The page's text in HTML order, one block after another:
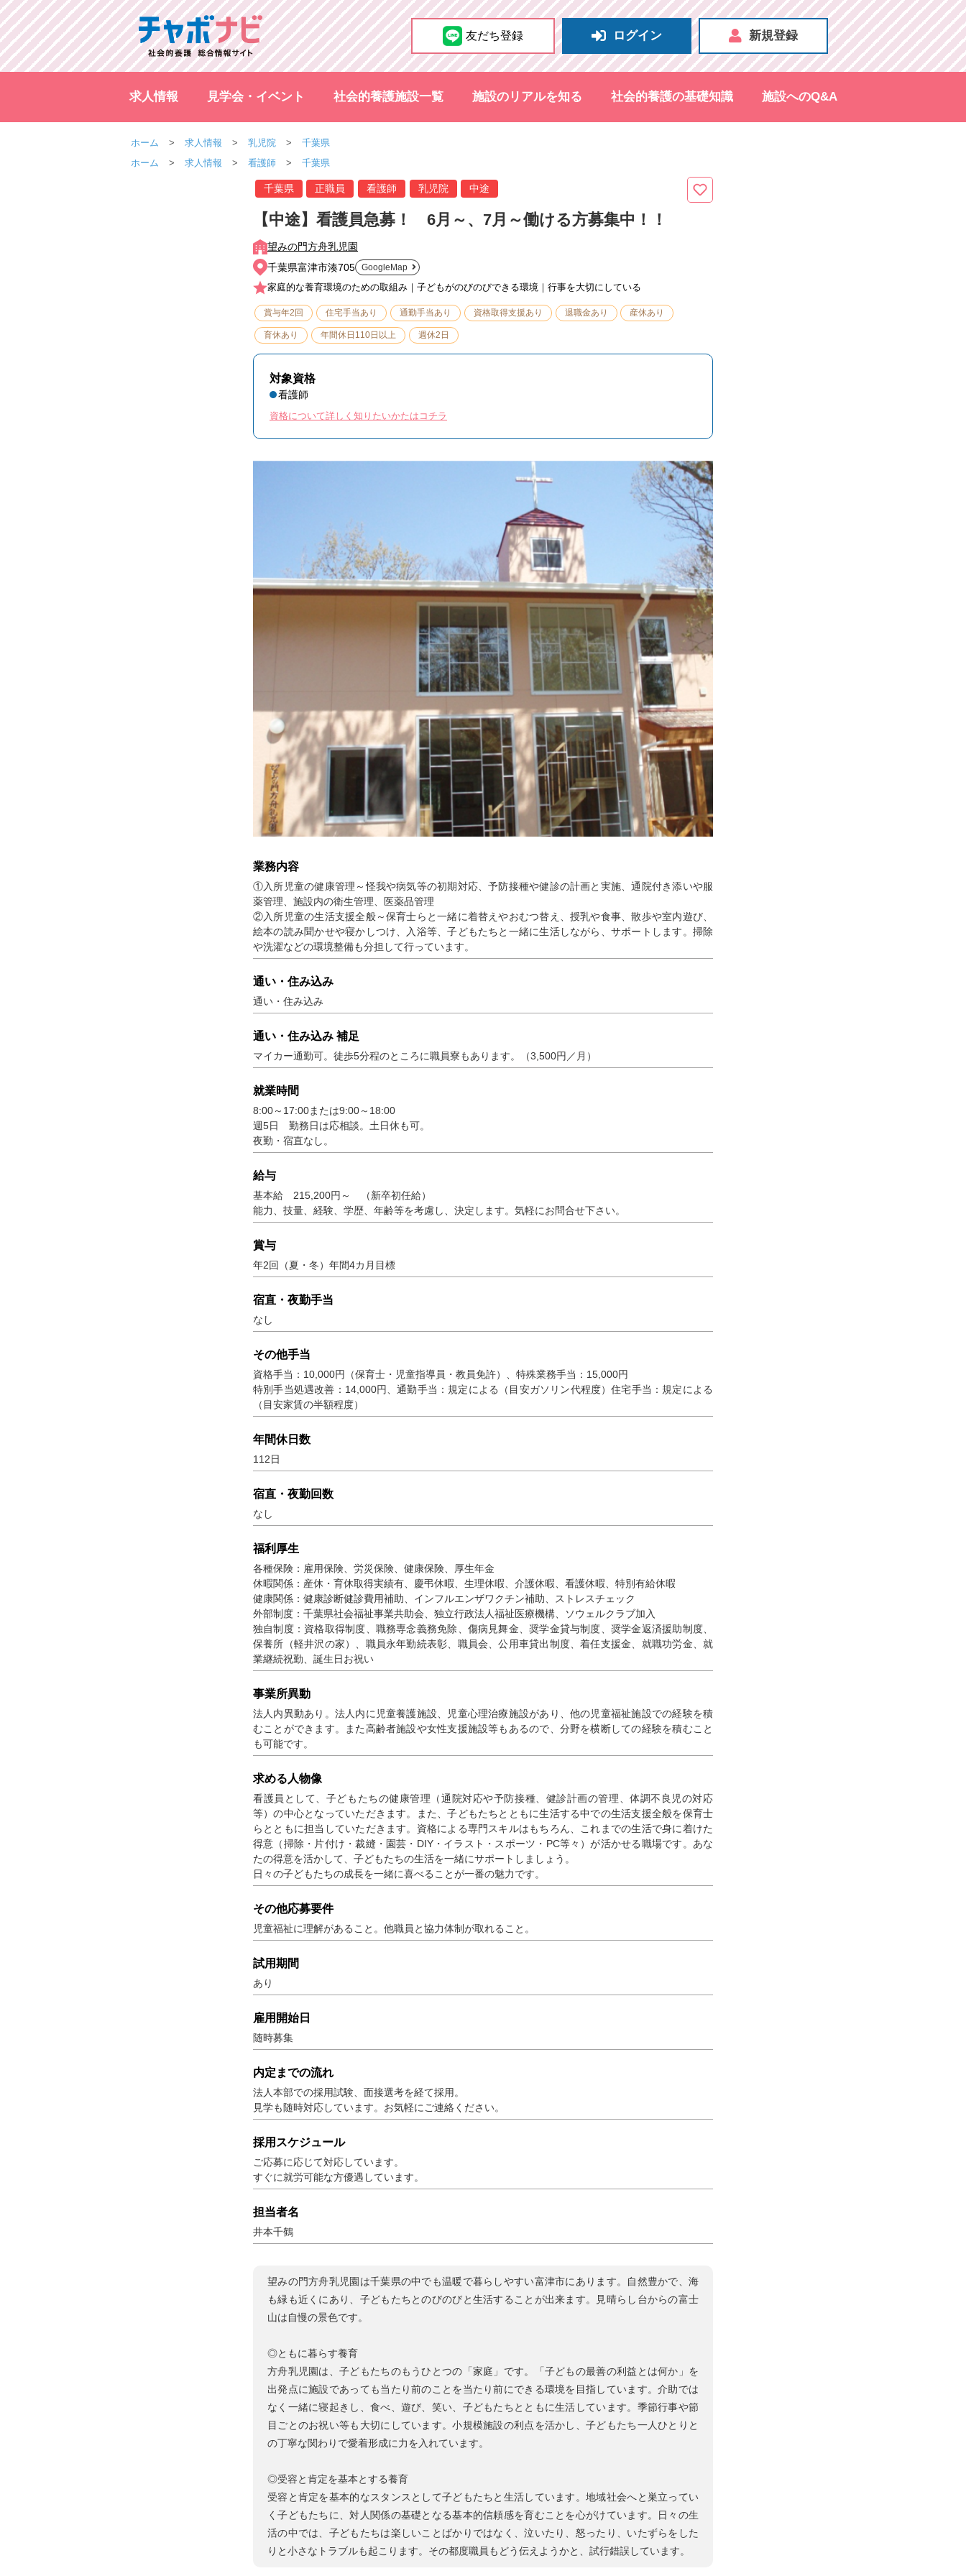
友だち登録 ログイン 新規登録
求人情報 見学会・イベント 社会的養護施設一覧 施設のリアルを知る 社会的養護の基礎知識 施設へのQ&A
ホーム 求人情報 乳児院
千葉県
ホーム
求人情報 看護師 千葉県
千葉県 正職員 看護師 乳児院 中途
【中途】看護員急募！ 6月～、7月～働ける方募集中！！
望みの門方舟乳児園
千葉県富津市湊705
GoogleMap
家庭的な養育環境のための取組み｜子どもがのびのびできる環境｜行事を大切にしている
賞与年2回 住宅手当あり 通勤手当あり 資格取得支援あり 退職金あり 産休あり
育休あり 年間休日110日以上 週休2日
対象資格
看護師
資格について詳しく知りたいかたはコチラ
業務内容
①入所児童の健康管理～怪我や病気等の初期対応、予防接種や健診の計画と実施、通院付き添いや服
薬管理、施設内の衛生管理、医薬品管理
②入所児童の生活支援全般～保育士らと一緒に着替えやおむつ替え、授乳や食事、散歩や室内遊び、
絵本の読み聞かせや寝かしつけ、入浴等、子どもたちと一緒に生活しながら、サポートします。掃除
や洗濯などの環境整備も分担して行っています。
通い・住み込み
通い・住み込み
通い・住み込み 補足
マイカー通勤可。徒歩5分程のところに職員寮もあります。（3,500円／月）
就業時間
8:00～17:00または9:00～18:00
週5日 勤務日は応相談。土日休も可。
夜勤・宿直なし。
給与
基本給 215,200円～ （新卒初任給）
能力、技量、経験、学歴、年齢等を考慮し、決定します。気軽にお問合せ下さい。
賞与
年2回（夏・冬）年間4カ月目標
宿直・夜勤手当
なし
その他手当
資格手当：10,000円（保育士・児童指導員・教員免許）、特殊業務手当：15,000円
特別手当処遇改善：14,000円、通勤手当：規定による（目安ガソリン代程度）住宅手当：規定による
（目安家賃の半額程度）
年間休日数
112日
宿直・夜勤回数
なし
福利厚生
各種保険：雇用保険、労災保険、健康保険、厚生年金
休暇関係：産休・育休取得実績有、慶弔休暇、生理休暇、介護休暇、看護休暇、特別有給休暇
健康関係：健康診断健診費用補助、インフルエンザワクチン補助、ストレスチェック
外部制度：千葉県社会福祉事業共助会、独立行政法人福祉医療機構、ソウェルクラブ加入
独自制度：資格取得制度、職務専念義務免除、傷病見舞金、奨学金貸与制度、奨学金返済援助制度、
保養所（軽井沢の家）、職員永年勤続表彰、職員会、公用車貸出制度、着任支援金、就職功労金、就
業継続祝勤、誕生日お祝い
事業所異動
法人内異動あり。法人内に児童養護施設、児童心理治療施設があり、他の児童福祉施設での経験を積
むことができます。また高齢者施設や女性支援施設等もあるので、分野を横断しての経験を積むこと
も可能です。
求める人物像
看護員として、子どもたちの健康管理（通院対応や予防接種、健診計画の管理、体調不良児の対応
等）の中心となっていただきます。また、子どもたちとともに生活する中での生活支援全般を保育士
らとともに担当していただきます。資格による専門スキルはもちろん、これまでの生活で身に着けた
得意（掃除・片付け・裁縫・園芸・DIY・イラスト・スポーツ・PC等々）が活かせる職場です。あな
たの得意を活かして、子どもたちの生活を一緒にサポートしましょう。
日々の子どもたちの成長を一緒に喜べることが一番の魅力です。
その他応募要件
児童福祉に理解があること。他職員と協力体制が取れること。
試用期間
あり
雇用開始日
随時募集
内定までの流れ
法人本部での採用試験、面接選考を経て採用。
見学も随時対応しています。お気軽にご連絡ください。
採用スケジュール
ご応募に応じて対応しています。
すぐに就労可能な方優遇しています。
担当者名
井本千鶴
望みの門方舟乳児園は千葉県の中でも温暖で暮らしやすい富津市にあります。自然豊かで、海
も緑も近くにあり、子どもたちとのびのびと生活することが出来ます。見晴らし台からの富士
山は自慢の景色です。
◎ともに暮らす養育
方舟乳児園は、子どもたちのもうひとつの「家庭」です。「子どもの最善の利益とは何か」を
出発点に施設であっても当たり前のことを当たり前にできる環境を目指しています。介助では
なく一緒に寝起きし、食べ、遊び、笑い、子どもたちとともに生活しています。季節行事や節
目ごとのお祝い等も大切にしています。小規模施設の利点を活かし、子どもたち一人ひとりと
の丁寧な関わりで愛着形成に力を入れています。
◎受容と肯定を基本とする養育
受容と肯定を基本的なスタンスとして子どもたちと生活しています。地域社会へと巣立ってい
く子どもたちに、対人関係の基礎となる基本的信頼感を育むことを心がけています。日々の生
活の中では、子どもたちは楽しいことばかりではなく、泣いたり、怒ったり、いたずらをした
りと小さなトラブルも起こります。その都度職員もどう伝えようかと、試行錯誤しています。